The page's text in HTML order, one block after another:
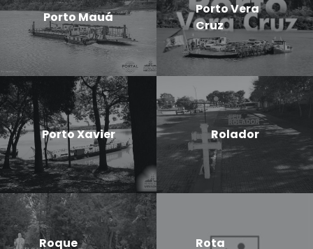
Porto Mauá
Porto Vera
Cruz
Porto Xavier Rolador
Roque Rota